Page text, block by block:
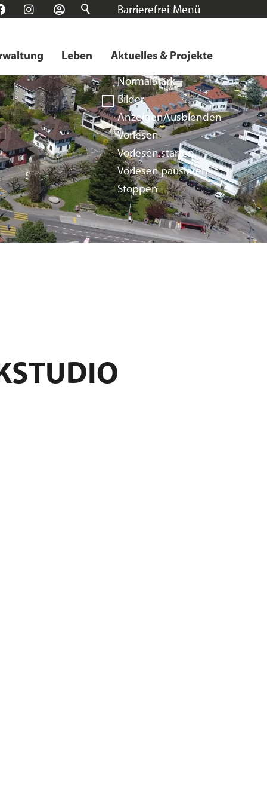
Barrierefrei-Menü
Kontrast
NormalStark
Bilder
AnzeigenAusblenden
Vorlesen
Vorlesen starten
Vorlesen pausieren
Stoppen
FacebookInstagram
Login
Leben Aktuelles & Projekte